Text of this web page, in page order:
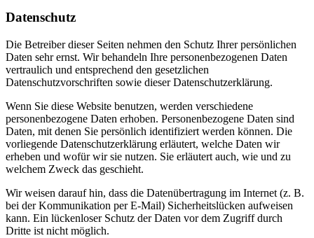
Datenschutz
Die Betreiber dieser Seiten nehmen den Schutz Ihrer persönlichen
Daten sehr ernst. Wir behandeln Ihre personenbezogenen Daten
vertraulich und entsprechend den gesetzlichen
Datenschutzvorschriften sowie dieser Datenschutzerklärung.
Wenn Sie diese Website benutzen, werden verschiedene
personenbezogene Daten erhoben. Personenbezogene Daten sind
Daten, mit denen Sie persönlich identifiziert werden können. Die
vorliegende Datenschutzerklärung erläutert, welche Daten wir
erheben und wofür wir sie nutzen. Sie erläutert auch, wie und zu
welchem Zweck das geschieht.
Wir weisen darauf hin, dass die Datenübertragung im Internet (z. B.
bei der Kommunikation per E-Mail) Sicherheitslücken aufweisen
kann. Ein lückenloser Schutz der Daten vor dem Zugriff durch
Dritte ist nicht möglich.